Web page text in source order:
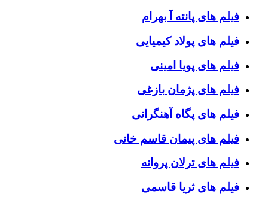
فیلم های پانته آ بهرام
فیلم های پولاد کیمیایی
فیلم های پویا امینی
فیلم های پژمان بازغی
فیلم های پگاه آهنگرانی
فیلم های پیمان قاسم خانی
فیلم های ترلان پروانه
فیلم های ثریا قاسمی